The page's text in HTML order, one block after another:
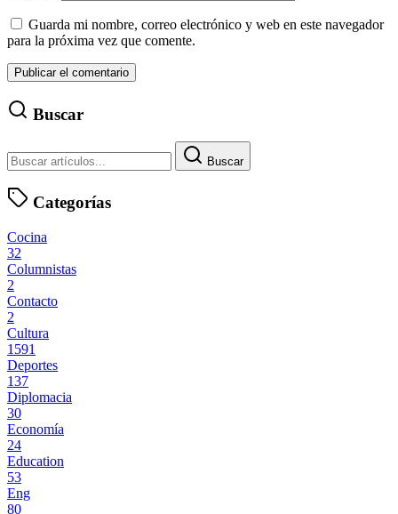
Guarda mi nombre, correo electrónico y web en este navegador
para la próxima vez que comente.
Buscar
Buscar
Categorías
Cocina
32
Columnistas
2
Contacto
2
Cultura
1591
Deportes
137
Diplomacia
30
Economía
24
Education
53
Eng
80